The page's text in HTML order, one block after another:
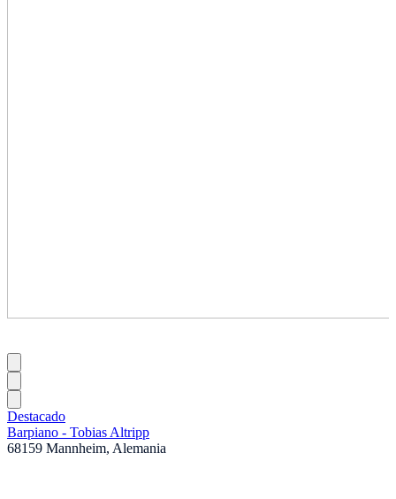
Destacado
Barpiano - Tobias Altripp
68159 Mannheim, Alemania